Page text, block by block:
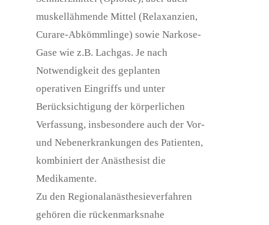
muskellähmende Mittel (Relaxanzien,
Curare-Abkömmlinge) sowie Narkose-
Gase wie z.B. Lachgas. Je nach
Notwendigkeit des geplanten
operativen Eingriffs und unter
Berücksichtigung der körperlichen
Verfassung, insbesondere auch der Vor-
und Nebenerkrankungen des Patienten,
kombiniert der Anästhesist die
Medikamente.
Zu den Regionalanästhesieverfahren
gehören die rückenmarksnahe